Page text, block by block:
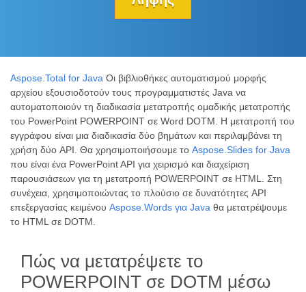
Aspose.Total for Java Οι βιβλιοθήκες αυτοματισμού μορφής
αρχείου εξουσιοδοτούν τους προγραμματιστές Java να
αυτοματοποιούν τη διαδικασία μετατροπής ομαδικής μετατροπής
του PowerPoint POWERPOINT σε Word DOTM. Η μετατροπή του
εγγράφου είναι μια διαδικασία δύο βημάτων και περιλαμβάνει τη
χρήση δύο API. Θα χρησιμοποιήσουμε το Aspose.Slides for Java
που είναι ένα PowerPoint API για χειρισμό και διαχείριση
παρουσιάσεων για τη μετατροπή POWERPOINT σε HTML. Στη
συνέχεια, χρησιμοποιώντας το πλούσιο σε δυνατότητες API
επεξεργασίας κειμένου Aspose.Words για Java θα μετατρέψουμε
το HTML σε DOTM.
Πώς να μετατρέψετε το
POWERPOINT σε DOTM μέσω